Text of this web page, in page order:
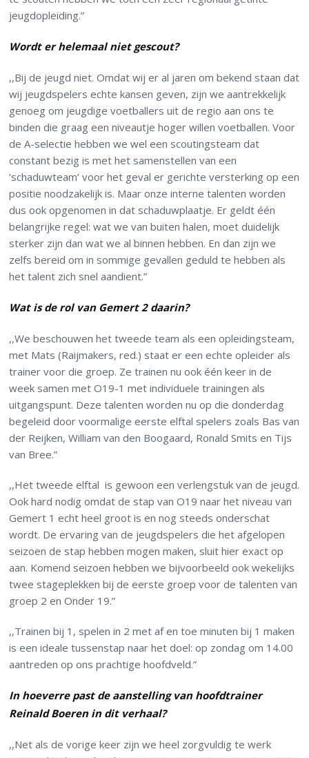
jeugdopleiding.”
Wordt er helemaal niet gescout?
,,Bij de jeugd niet. Omdat wij er al jaren om bekend staan dat
wij jeugdspelers echte kansen geven, zijn we aantrekkelijk
genoeg om jeugdige voetballers uit de regio aan ons te
binden die graag een niveautje hoger willen voetballen. Voor
de A-selectie hebben we wel een scoutingsteam dat
constant bezig is met het samenstellen van een
‘schaduwteam’ voor het geval er gerichte versterking op een
positie noodzakelijk is. Maar onze interne talenten worden
dus ook opgenomen in dat schaduwplaatje. Er geldt één
belangrijke regel: wat we van buiten halen, moet duidelijk
sterker zijn dan wat we al binnen hebben. En dan zijn we
zelfs bereid om in sommige gevallen geduld te hebben als
het talent zich snel aandient.”
Wat is de rol van Gemert 2 daarin?
,,We beschouwen het tweede team als een opleidingsteam,
met Mats (Raijmakers, red.) staat er een echte opleider als
trainer voor die groep. Ze trainen nu ook één keer in de
week samen met O19-1 met individuele trainingen als
uitgangspunt. Deze talenten worden nu op die donderdag
begeleid door voormalige eerste elftal spelers zoals Bas van
der Reijken, William van den Boogaard, Ronald Smits en Tijs
van Bree.”
,,Het tweede elftal is gewoon een verlengstuk van de jeugd.
Ook hard nodig omdat de stap van O19 naar het niveau van
Gemert 1 echt heel groot is en nog steeds onderschat
wordt. De ervaring van de jeugdspelers die het afgelopen
seizoen de stap hebben mogen maken, sluit hier exact op
aan. Komend seizoen hebben we bijvoorbeeld ook wekelijks
twee stageplekken bij de eerste groep voor de talenten van
groep 2 en Onder 19.”
,,Trainen bij 1, spelen in 2 met af en toe minuten bij 1 maken
is een ideale tussenstap naar het doel: op zondag om 14.00
aantreden op ons prachtige hoofdveld.”
In hoeverre past de aanstelling van hoofdtrainer
Reinald Boeren in dit verhaal?
,,Net als de vorige keer zijn we heel zorgvuldig te werk